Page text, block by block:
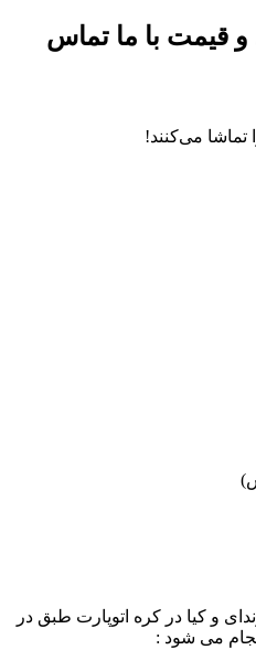
قیمت با ما تماس
تماشا می‌کنند!
و کیا در کره اتوپارت طبق در
می شود :